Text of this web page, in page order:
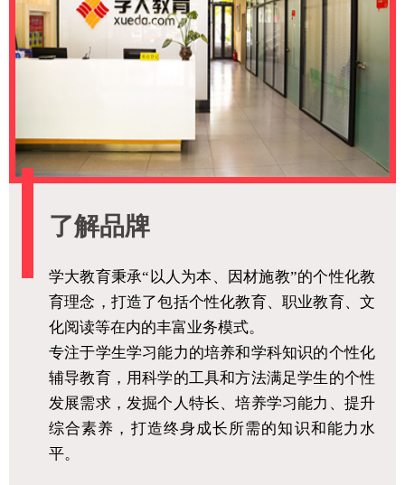
了解品牌
学大教育秉承“以人为本、因材施教”的个性化教
育理念，打造了包括个性化教育、职业教育、文
化阅读等在内的丰富业务模式。
专注于学生学习能力的培养和学科知识的个性化
辅导教育，用科学的工具和方法满足学生的个性
发展需求，发掘个人特长、培养学习能力、提升
综合素养，打造终身成长所需的知识和能力水
平。